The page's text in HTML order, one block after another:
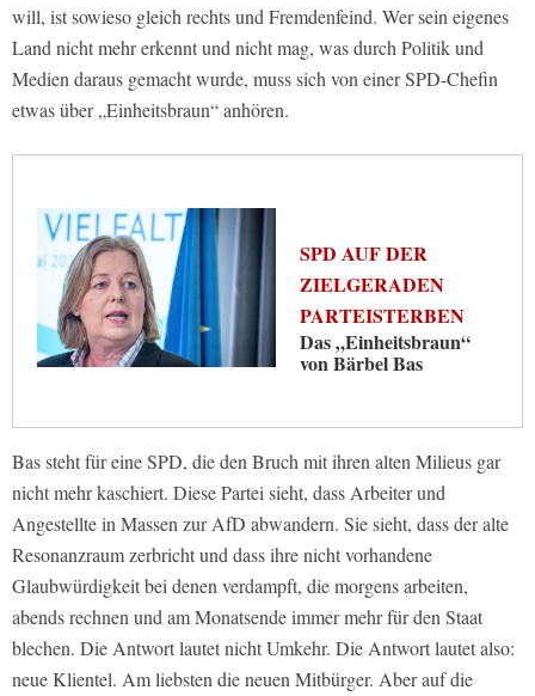
will, ist sowieso gleich rechts und Fremdenfeind. Wer sein eigenes
Land nicht mehr erkennt und nicht mag, was durch Politik und
Medien daraus gemacht wurde, muss sich von einer SPD-Chefin
etwas über „Einheitsbraun“ anhören.
SPD AUF DER
ZIELGERADEN
PARTEISTERBEN
Das „Einheitsbraun“
von Bärbel Bas
Bas steht für eine SPD, die den Bruch mit ihren alten Milieus gar
nicht mehr kaschiert. Diese Partei sieht, dass Arbeiter und
Angestellte in Massen zur AfD abwandern. Sie sieht, dass der alte
Resonanzraum zerbricht und dass ihre nicht vorhandene
Glaubwürdigkeit bei denen verdampft, die morgens arbeiten,
abends rechnen und am Monatsende immer mehr für den Staat
blechen. Die Antwort lautet nicht Umkehr. Die Antwort lautet also:
neue Klientel. Am liebsten die neuen Mitbürger. Aber auf die